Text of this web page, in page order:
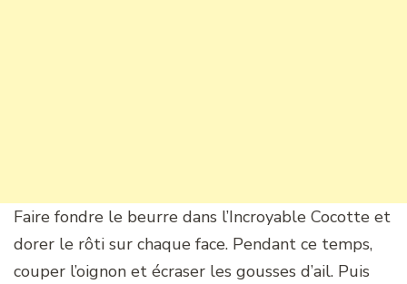
Faire fondre le beurre dans l’Incroyable Cocotte et
dorer le rôti sur chaque face. Pendant ce temps,
couper l’oignon et écraser les gousses d’ail. Puis